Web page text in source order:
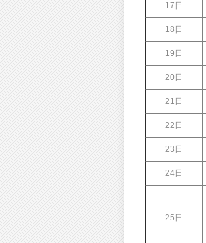
17日
18日
19日
20日
21日
22日
23日
24日
25日